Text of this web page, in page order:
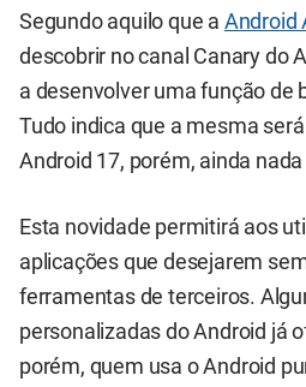
Segundo aquilo que a Android
descobrir no canal Canary do
a desenvolver uma função de
Tudo indica que a mesma
Android 17, porém, ainda
Esta novidade permitirá aos
aplicações que desejarem
ferramentas de terceiros.
personalizadas do Android já
porém, quem usa o Android